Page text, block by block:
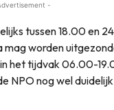
-
tussen 18.00 en
worden
het tijdvak 06.00-
NPO nog wel